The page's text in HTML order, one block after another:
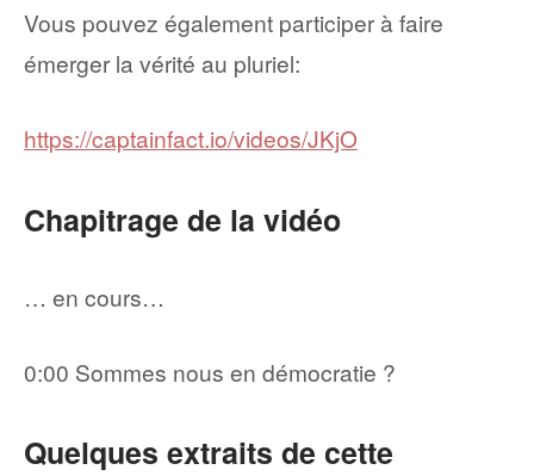
Vous pouvez également participer à faire
émerger la vérité au pluriel:
https://captainfact.io/videos/JKjO
Chapitrage de la vidéo
… en cours…
0:00 Sommes nous en démocratie ?
Quelques extraits de cette